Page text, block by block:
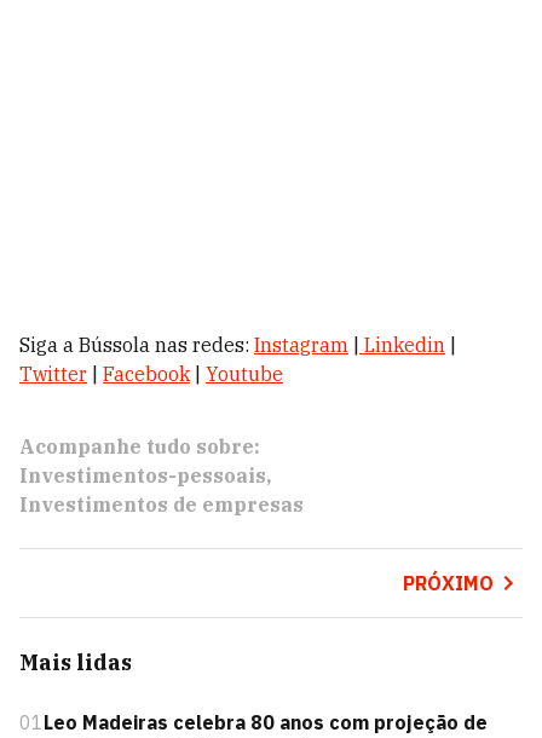
Siga a Bússola nas redes: Instagram Linkedin
Twitter
Facebook| Youtube
Acompanhe tudo sobre:
Investimentos-pessoais
Investimentos de empresas
PRÓXIMO
Mais lidas
01Leo Madeiras celebra 80 anos com projeção de